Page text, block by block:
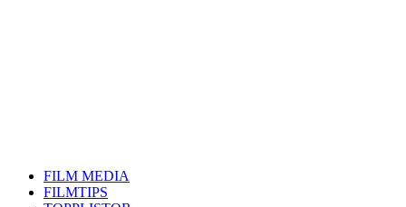
FILM MEDIA
FILMTIPS